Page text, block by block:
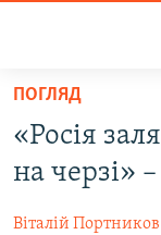
Перейти
основного
матеріалу
до
ВІДЕО ТА ФОТО
ПОГЛЯД
«Росія
на черзі»
Віталій Портников